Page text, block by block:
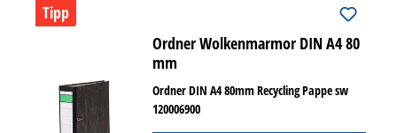
Tipp
Ordner Wolkenmarmor DIN A4 80
mm
Ordner DIN A4 80mm Recycling Pappe sw
120006900